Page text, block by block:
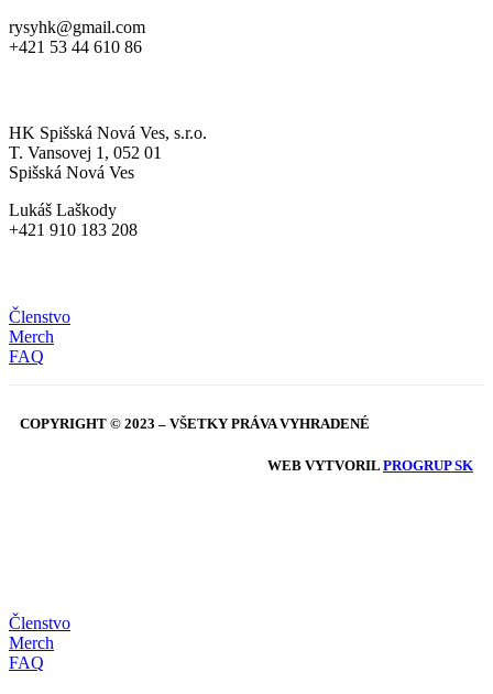
rysyhk@gmail.com
+421 53 44 610 86
HK Spišská Nová Ves, s.r.o.
T. Vansovej 1, 052 01
Spišská Nová Ves
Lukáš Laškody
+421 910 183 208
Členstvo
Merch
FAQ
COPYRIGHT © 2023 – VŠETKY PRÁVA VYHRADENÉ
WEB VYTVORIL PROGRUP SK
Členstvo
Merch
FAQ